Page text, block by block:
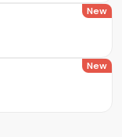
New
New